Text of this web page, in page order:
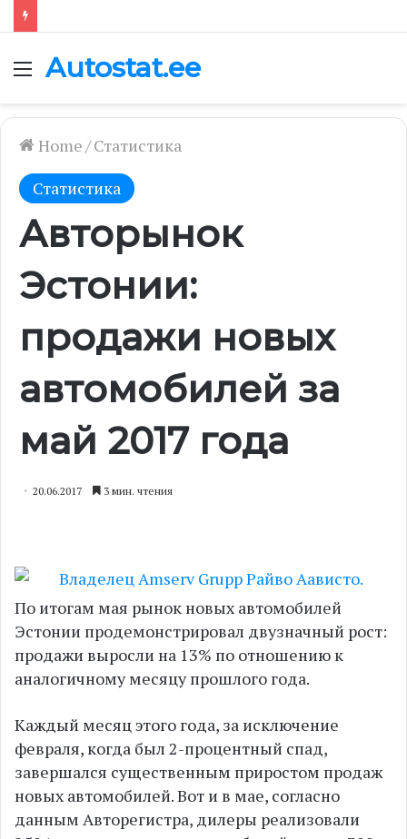
Menu
Autostat.ee
Home/Статистика
Статистика
Авторынок
Эстонии:
продажи новых
автомобилей за
май 2017 года
20.06.2017 3 мин. чтения
По итогам мая рынок новых автомобилей
Эстонии продемонстрировал двузначный рост:
продажи выросли на 13% по отношению к
аналогичному месяцу прошлого года.
Каждый месяц этого года, за исключение
февраля, когда был 2-процентный спад,
завершался существенным приростом продаж
новых автомобилей. Вот и в мае, согласно
данным Авторегистра, дилеры реализовали